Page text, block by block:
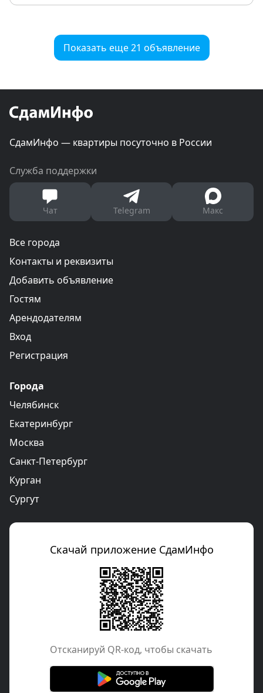
Показать еще 21 объявление
СдамИнфо — квартиры посуточно в России
Служба поддержки
Чат Telegram Макс
Все города
Контакты и реквизиты
Добавить объявление
Гостям
Арендодателям
Вход
Регистрация
Города
Челябинск
Екатеринбург
Москва
Санкт-Петербург
Курган
Сургут
Скачай приложение СдамИнфо
Отcканируй QR-код, чтобы скачать